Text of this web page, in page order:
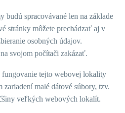
budú spracovávané len na základe
stránky môžete prechádzať aj v
osobných údajov.
svojom počítači zakázať.
tejto webovej lokality
zariadení malé dátové súbory, tzv.
veľkých webových lokalít.